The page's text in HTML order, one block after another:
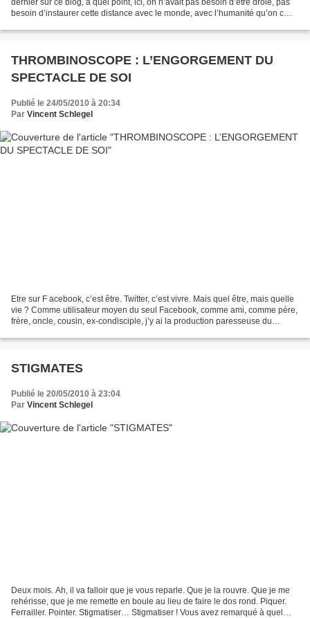
besoin d’instaurer cette distance avec le monde, avec l’humanité qu’on c
THROMBINOSCOPE : L’ENGORGEMENT DU
SPECTACLE DE SOI
Publié le 24/05/2010 à 20:34
Par Vincent Schlegel
Etre sur F acebook, c’est être. Twitter, c’est vivre. Mais quel être, mais quelle
vie ? Comme utilisateur moyen du seul Facebook, comme ami, comme père,
frère, oncle, cousin, ex-condisciple, j’y ai la production paresseuse du
STIGMATES
Publié le 20/05/2010 à 23:04
Par Vincent Schlegel
Deux mois. Ah, il va falloir que je vous reparle. Que je la rouvre. Que je me
rehérisse, que je me remette en boule au lieu de faire le dos rond. Piquer.
Ferrailler. Pointer. Stigmatiser… Stigmatiser ! Vous avez remarqué à quel